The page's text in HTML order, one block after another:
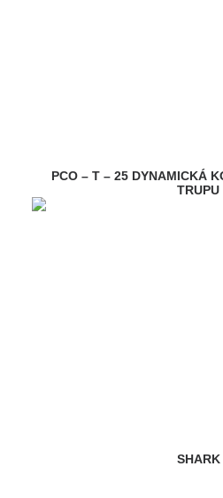
PCO – T – 25 DYNAMICKÁ
TRUPU
SHARK